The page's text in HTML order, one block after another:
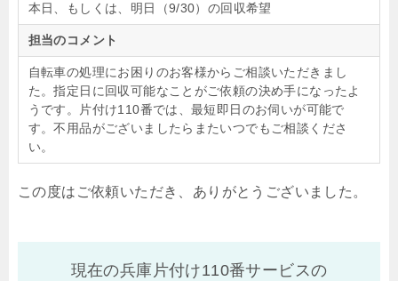
本日、もしくは、明日（9/30）の回収希望
担当のコメント
自転車の処理にお困りのお客様からご相談いただきまし
た。指定日に回収可能なことがご依頼の決め手になったよ
うです。片付け110番では、最短即日のお伺いが可能で
す。不用品がございましたらまたいつでもご相談くださ
い。
この度はご依頼いただき、ありがとうございました。
現在の兵庫片付け110番サービスの